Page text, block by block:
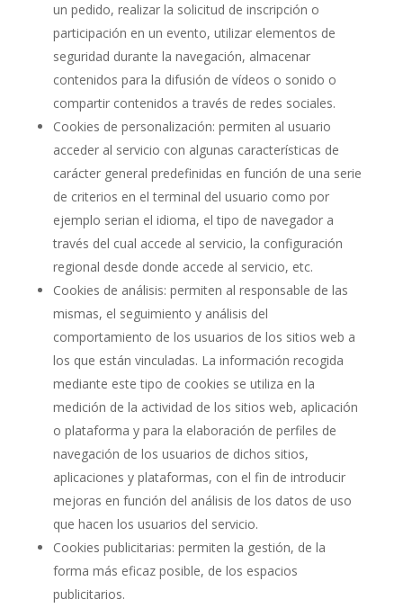
un pedido, realizar la solicitud de inscripción o
participación en un evento, utilizar elementos de
seguridad durante la navegación, almacenar
contenidos para la difusión de vídeos o sonido o
compartir contenidos a través de redes sociales.
Cookies de personalización: permiten al usuario
acceder al servicio con algunas características de
carácter general predefinidas en función de una serie
de criterios en el terminal del usuario como por
ejemplo serian el idioma, el tipo de navegador a
través del cual accede al servicio, la configuración
regional desde donde accede al servicio, etc.
Cookies de análisis: permiten al responsable de las
mismas, el seguimiento y análisis del
comportamiento de los usuarios de los sitios web a
los que están vinculadas. La información recogida
mediante este tipo de cookies se utiliza en la
medición de la actividad de los sitios web, aplicación
o plataforma y para la elaboración de perfiles de
navegación de los usuarios de dichos sitios,
aplicaciones y plataformas, con el fin de introducir
mejoras en función del análisis de los datos de uso
que hacen los usuarios del servicio.
Cookies publicitarias: permiten la gestión, de la
forma más eficaz posible, de los espacios
publicitarios.